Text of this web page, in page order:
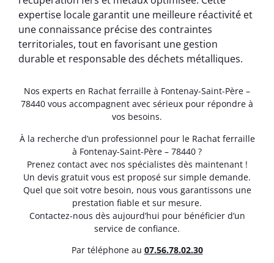
expertise locale garantit une meilleure réactivité et
une connaissance précise des contraintes
territoriales, tout en favorisant une gestion
durable et responsable des déchets métalliques.
Nos experts en Rachat ferraille à Fontenay-Saint-Père –
78440 vous accompagnent avec sérieux pour répondre à
vos besoins.
À la recherche d’un professionnel pour le Rachat ferraille
à Fontenay-Saint-Père – 78440 ?
Prenez contact avec nos spécialistes dès maintenant !
Un devis gratuit vous est proposé sur simple demande.
Quel que soit votre besoin, nous vous garantissons une
prestation fiable et sur mesure.
Contactez-nous dès aujourd’hui pour bénéficier d’un
service de confiance.
Par téléphone au 07.56.78.02.30